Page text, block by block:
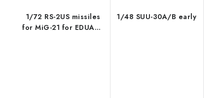
1/72 RS-2US missiles
for MiG-21 for EDUARD
1/48 SUU-30A/B early